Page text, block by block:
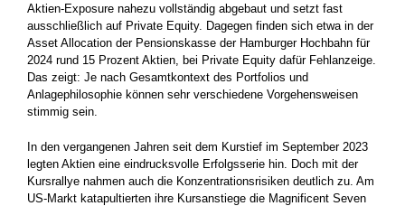
Aktien-Exposure nahezu vollständig abgebaut und setzt fast
ausschließlich auf Private Equity. Dagegen finden sich etwa in der
­Asset Allocation der Pensionskasse der Hamburger Hochbahn für
2024 rund 15 Prozent Aktien, bei Private Equity dafür Fehlanzeige.
Das zeigt: Je nach Gesamtkontext des Portfolios und
Anlagephilosophie können sehr verschiedene Vorgehensweisen
stimmig sein.
In den vergangenen Jahren seit dem Kurstief im September 2023
legten Aktien eine eindrucksvolle Erfolgsserie hin. Doch mit der
Kursrallye nahmen auch die Konzentrationsrisiken deutlich zu. Am
US-Markt katapultierten ihre Kursanstiege die Magnificent ­Seven